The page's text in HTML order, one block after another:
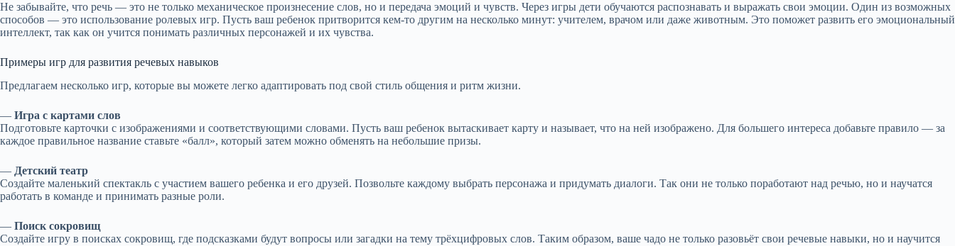
Не забывайте, что речь — это не только механическое произнесение слов, но и передача эмоций и чувств. Через игры дети обучаются распознавать и выражать свои эмоции. Один из возможных
способов — это использование ролевых игр. Пусть ваш ребенок притворится кем-то другим на несколько минут: учителем, врачом или даже животным. Это поможет развить его эмоциональный
интеллект, так как он учится понимать различных персонажей и их чувства.
Примеры игр для развития речевых навыков
Предлагаем несколько игр, которые вы можете легко адаптировать под свой стиль общения и ритм жизни.
— Игра с картами слов
Подготовьте карточки с изображениями и соответствующими словами. Пусть ваш ребенок вытаскивает карту и называет, что на ней изображено. Для большего интереса добавьте правило — за
каждое правильное название ставьте «балл», который затем можно обменять на небольшие призы.
— Детский театр
Создайте маленький спектакль с участием вашего ребенка и его друзей. Позвольте каждому выбрать персонажа и придумать диалоги. Так они не только поработают над речью, но и научатся
работать в команде и принимать разные роли.
— Поиск сокровищ
Создайте игру в поисках сокровищ, где подсказками будут вопросы или загадки на тему трёхцифровых слов. Таким образом, ваше чадо не только разовьёт свои речевые навыки, но и научится